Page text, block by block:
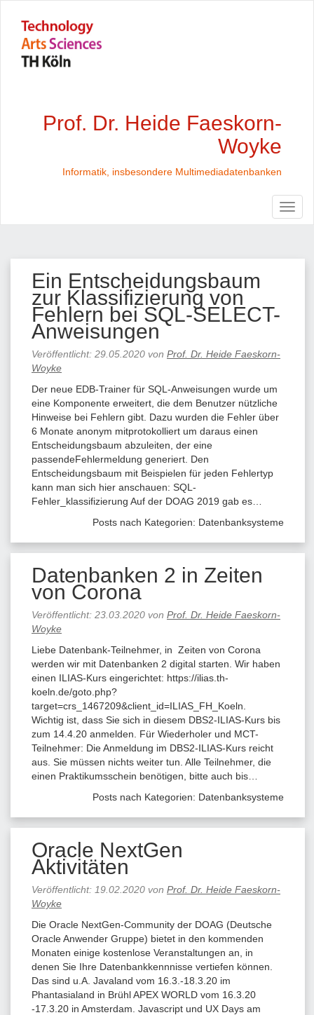
Prof. Dr. Heide Faeskorn-
Woyke
Informatik, insbesondere Multimediadatenbanken
Ein Entscheidungsbaum
zur Klassifizierung von
Fehlern bei SQL-SELECT-
Anweisungen
Veröffentlicht: 29.05.2020 von Prof. Dr. Heide Faeskorn-
Woyke
Der neue EDB-Trainer für SQL-Anweisungen wurde um
eine Komponente erweitert, die dem Benutzer nützliche
Hinweise bei Fehlern gibt. Dazu wurden die Fehler über
6 Monate anonym mitprotokolliert um daraus einen
Entscheidungsbaum abzuleiten, der eine
passendeFehlermeldung generiert. Den
Entscheidungsbaum mit Beispielen für jeden Fehlertyp
kann man sich hier anschauen: SQL-
Fehler_klassifizierung Auf der DOAG 2019 gab es…
Posts nach Kategorien: Datenbanksysteme
Datenbanken 2 in Zeiten
von Corona
Veröffentlicht: 23.03.2020 von Prof. Dr. Heide Faeskorn-
Woyke
Liebe Datenbank-Teilnehmer, in Zeiten von Corona
werden wir mit Datenbanken 2 digital starten. Wir haben
einen ILIAS-Kurs eingerichtet: https://ilias.th-
koeln.de/goto.php?
target=crs_1467209&client_id=ILIAS_FH_Koeln.
Wichtig ist, dass Sie sich in diesem DBS2-ILIAS-Kurs bis
zum 14.4.20 anmelden. Für Wiederholer und MCT-
Teilnehmer: Die Anmeldung im DBS2-ILIAS-Kurs reicht
aus. Sie müssen nichts weiter tun. Alle Teilnehmer, die
einen Praktikumsschein benötigen, bitte auch bis…
Posts nach Kategorien: Datenbanksysteme
Oracle NextGen
Aktivitäten
Veröffentlicht: 19.02.2020 von Prof. Dr. Heide Faeskorn-
Woyke
Die Oracle NextGen-Community der DOAG (Deutsche
Oracle Anwender Gruppe) bietet in den kommenden
Monaten einige kostenlose Veranstaltungen an, in
denen Sie Ihre Datenbankkennnisse vertiefen können.
Das sind u.A. Javaland vom 16.3.-18.3.20 im
Phantasialand in Brühl APEX WORLD vom 16.3.20
-17.3.20 in Amsterdam. Javascript und UX Days am